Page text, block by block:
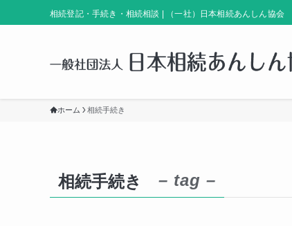
相続登記・手続き・相続相談 | （一社）日本相続あんしん協会
ホーム 相続手続き
相続手続き – tag –